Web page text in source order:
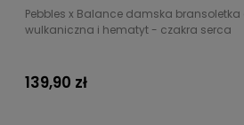
Pebbles x Balance damska
wulkaniczna i hematyt - czakra serca
139,90 zł